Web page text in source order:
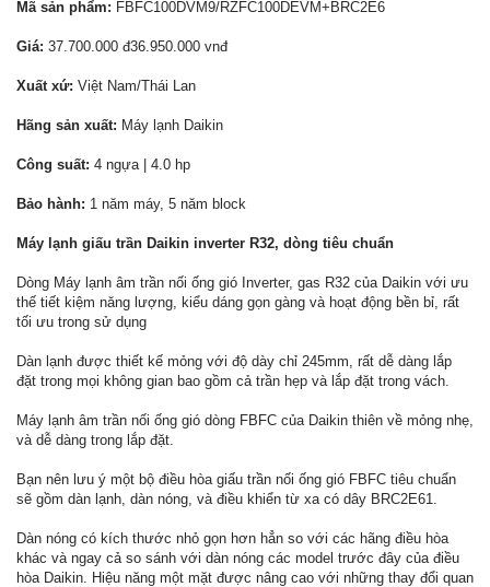
Mã sản phẩm: FBFC100DVM9/RZFC100DEVM+BRC2E6
Giá: 37.700.000 đ36.950.000 vnđ
Xuất xứ: Việt Nam/Thái Lan
Hãng sản xuất: Máy lạnh Daikin
Công suất: 4 ngựa | 4.0 hp
Bảo hành: 1 năm máy, 5 năm block
Máy lạnh giấu trần Daikin inverter R32, dòng tiêu chuẩn
Dòng Máy lạnh âm trần nối ống gió Inverter, gas R32 của Daikin với ưu
thế tiết kiệm năng lượng, kiểu dáng gọn gàng và hoạt động bền bỉ, rất
tối ưu trong sử dụng
Dàn lạnh được thiết kế mỏng với độ dày chỉ 245mm, rất dễ dàng lắp
đặt trong mọi không gian bao gồm cả trần hẹp và lắp đặt trong vách.
Máy lạnh âm trần nối ống gió dòng FBFC của Daikin thiên về mỏng nhẹ,
và dễ dàng trong lắp đặt.
Bạn nên lưu ý một bộ điều hòa giấu trần nối ống gió FBFC tiêu chuẩn
sẽ gồm dàn lạnh, dàn nóng, và điều khiển từ xa có dây BRC2E61.
Dàn nóng có kích thước nhỏ gọn hơn hẳn so với các hãng điều hòa
khác và ngay cả so sánh với dàn nóng các model trước đây của điều
hòa Daikin. Hiệu năng một mặt được nâng cao với những thay đổi quan